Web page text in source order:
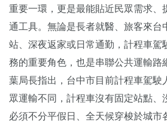
重要一環，更是最能貼近民眾需求、
通工具。無論是長者就醫、旅客來台
站、深夜返家或日常通勤，計程車駕
務的重要角色，也是串聯公共運輸路
葉局長指出，台中市目前計程車駕駛
眾運輸不同，計程車沒有固定站點、
必須不分平假日、全天候穿梭於城市